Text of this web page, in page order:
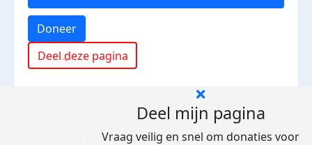
Doneer
Deel deze pagina
Deel mijn pagina
Vraag veilig en snel om donaties voor